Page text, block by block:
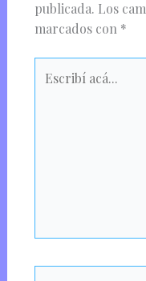
publicada. Los
marcados con *
acá...